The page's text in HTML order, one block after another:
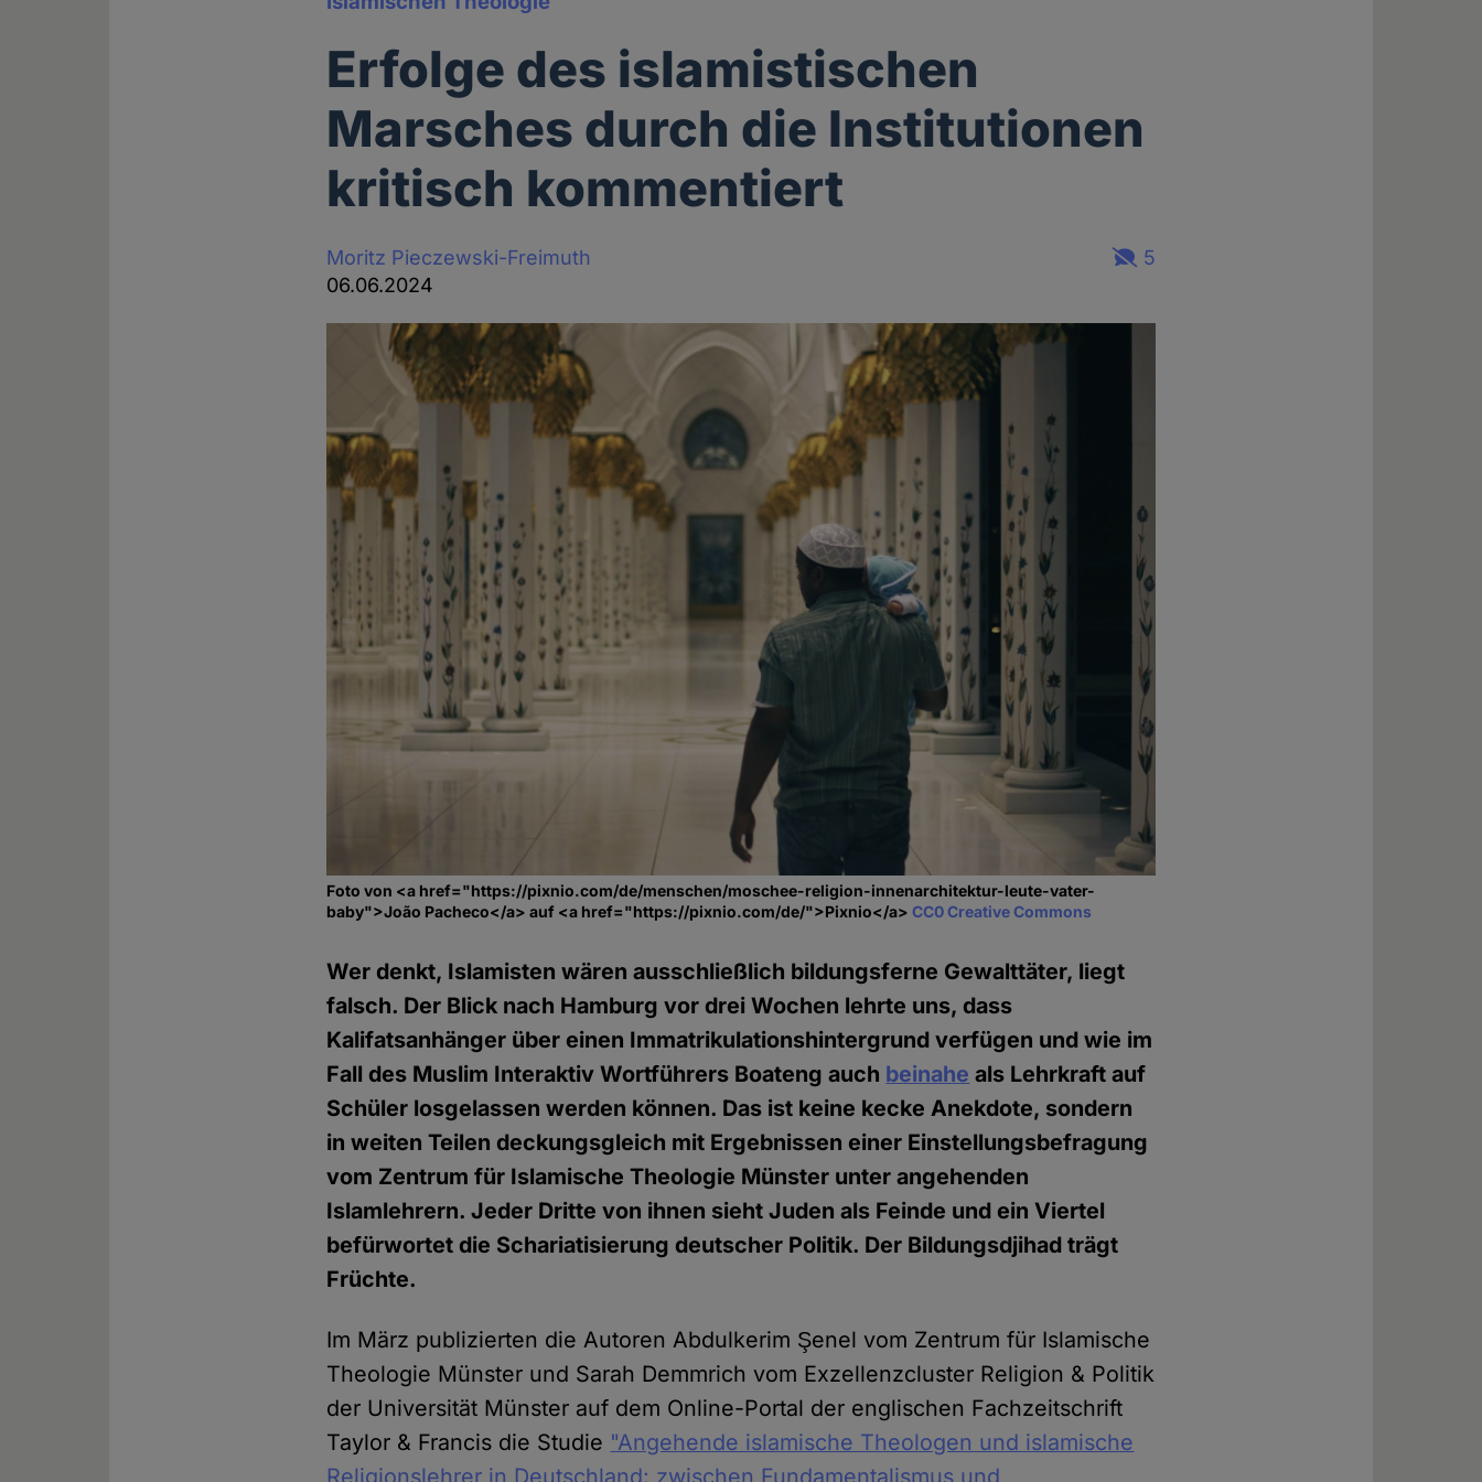
Erfolge des islamistischen
Marsches durch die Institutionen
kritisch kommentiert
Moritz Pieczewski-Freimuth
06.06.2024
5
Foto von <a href="https://pixnio.com/de/menschen/moschee-religion-innenarchitektur-leute-vater-
baby">João Pacheco</a> auf <a href="https://pixnio.com/de/">Pixnio</a>CC0 Creative Commons
Wer denkt, Islamisten wären ausschließlich bildungsferne Gewalttäter, liegt
falsch. Der Blick nach Hamburg vor drei Wochen lehrte uns, dass
Kalifatsanhänger über einen Immatrikulationshintergrund verfügen und wie im
Fall des Muslim Interaktiv Wortführers Boateng auch beinahe als Lehrkraft auf
Schüler losgelassen werden können. Das ist keine kecke Anekdote, sondern
in weiten Teilen deckungsgleich mit Ergebnissen einer Einstellungsbefragung
vom Zentrum für Islamische Theologie Münster unter angehenden
Islamlehrern. Jeder Dritte von ihnen sieht Juden als Feinde und ein Viertel
befürwortet die Schariatisierung deutscher Politik. Der Bildungsdjihad trägt
Früchte.
Im März publizierten die Autoren Abdulkerim Şenel vom Zentrum für Islamische
Theologie Münster und Sarah Demmrich vom Exzellenzcluster Religion & Politik
der Universität Münster auf dem Online-Portal der englischen Fachzeitschrift
Taylor & Francis die Studie "Angehende islamische Theologen und islamische